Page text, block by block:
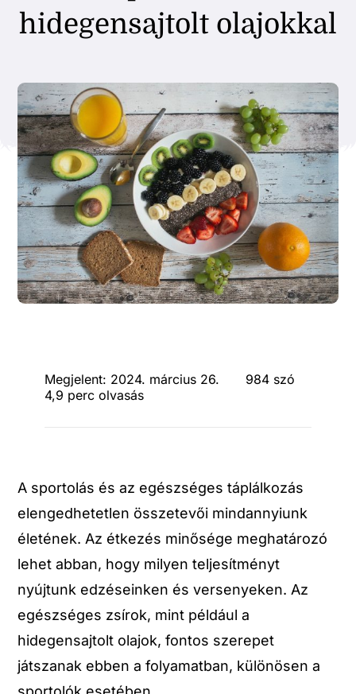
hidegensajtolt olajokkal
Megjelent: 2024. március 26.
984 szó
4,9 perc olvasás
A sportolás és az egészséges táplálkozás
elengedhetetlen összetevői mindannyiunk
életének. Az étkezés minősége meghatározó
lehet abban, hogy milyen teljesítményt
nyújtunk edzéseinken és versenyeken. Az
egészséges zsírok, mint például a
hidegensajtolt olajok, fontos szerepet
játszanak ebben a folyamatban, különösen a